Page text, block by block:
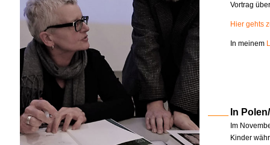
Vortrag
Hier gehts
In meinem
In
Im
Kinder